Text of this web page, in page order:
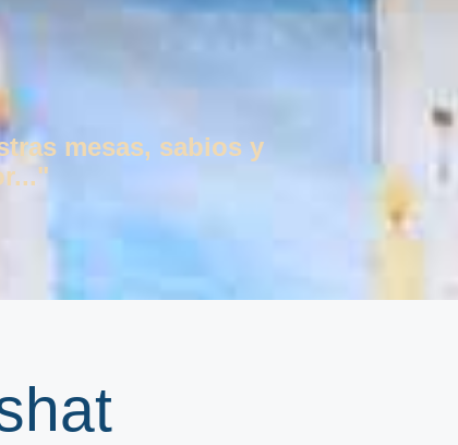
mesas, sabios y